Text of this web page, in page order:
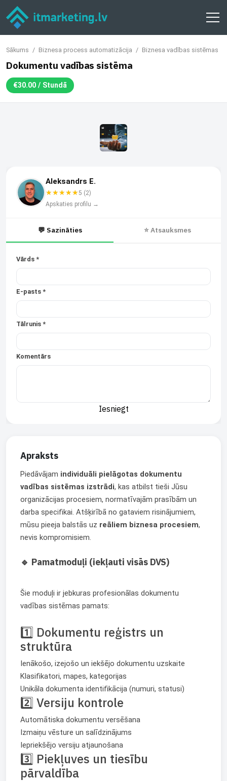
Sākums / Biznesa process automatizācija / Biznesa vadības sistēmas
Dokumentu vadības sistēma
€30.00 / Stundā
Aleksandrs E.
5 (2)
Apskaties profilu →
💬 Sazināties ⭐ Atsauksmes
Vārds *
E-pasts *
Tālrunis *
Komentārs
Iesniegt
Apraksts
Piedāvājam individuāli pielāgotas dokumentu
vadības sistēmas izstrādi, kas atbilst tieši Jūsu
organizācijas procesiem, normatīvajām prasībām un
darba specifikai. Atšķirībā no gataviem risinājumiem,
mūsu pieeja balstās uz reāliem biznesa procesiem,
nevis kompromisiem.
🔹 Pamatmoduļi (iekļauti visās DVS)
Šie moduļi ir jebkuras profesionālas dokumentu
vadības sistēmas pamats:
1️⃣ Dokumentu reģistrs un
struktūra
Ienākošo, izejošo un iekšējo dokumentu uzskaite
Klasifikatori, mapes, kategorijas
Unikāla dokumenta identifikācija (numuri, statusi)
2️⃣ Versiju kontrole
Automātiska dokumentu versēšana
Izmaiņu vēsture un salīdzinājums
Iepriekšējo versiju atjaunošana
3️⃣ Piekļuves un tiesību
pārvaldība